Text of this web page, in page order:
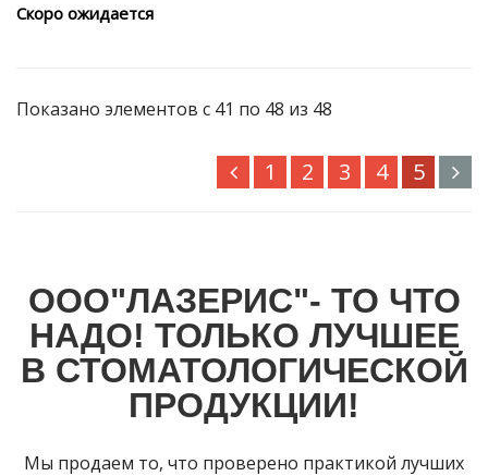
Скоро ожидается
Показано элементов с 41 по 48 из 48
1 2 3 4 5
ООО"ЛАЗЕРИС"- ТО ЧТО
НАДО! ТОЛЬКО ЛУЧШЕЕ
В СТОМАТОЛОГИЧЕСКОЙ
ПРОДУКЦИИ!
Мы продаем то, что проверено практикой лучших